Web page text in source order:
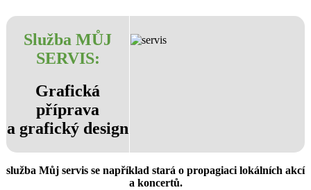
Služba MŮJ
SERVIS:
Grafická
příprava
a grafický design
služba Můj servis se například stará o propagiaci lokálních akcí
a koncertů.